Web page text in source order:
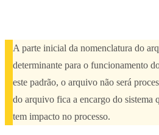
A parte inicial da nomenclatura do
determinante para o funcionamento
este padrão, o arquivo não será
do arquivo fica a encargo do sistema
tem impacto no processo.